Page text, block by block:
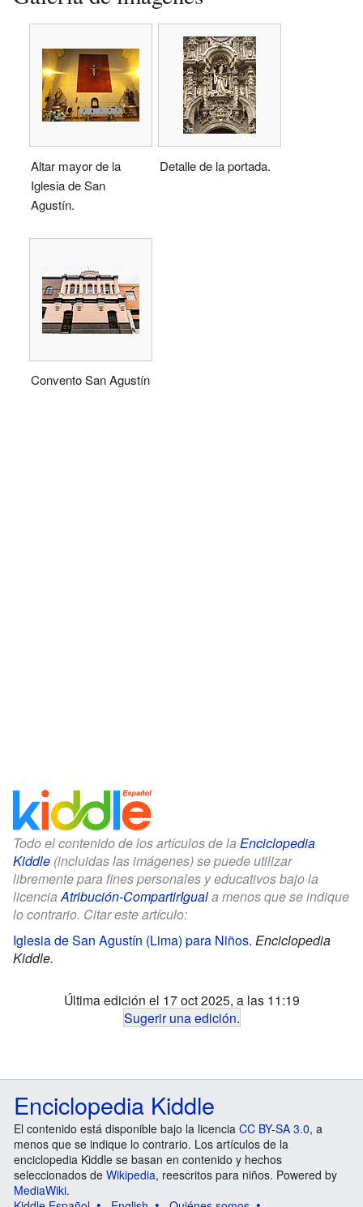
Altar mayor de la
Iglesia de San
Agustín.
Detalle de la portada.
Convento San Agustín
Todo el contenido de los artículos de la Enciclopedia
Kiddle (incluidas las imágenes) se puede utilizar
libremente para fines personales y educativos bajo la
licenciaAtribución-CompartirIguala menos que se indique
lo contrario. Citar este artículo:
Iglesia de San Agustín (Lima) para Niños. Enciclopedia
Kiddle.
Última edición el 17 oct 2025, a las 11:19
Sugerir una edición.
Enciclopedia Kiddle
El contenido está disponible bajo la licencia CC BY-SA 3.0, a
menos que se indique lo contrario. Los artículos de la
enciclopedia Kiddle se basan en contenido y hechos
seleccionados de Wikipedia, reescritos para niños. Powered by
MediaWiki.